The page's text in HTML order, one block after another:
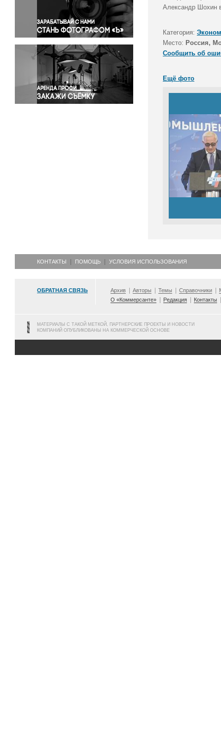
Правосудие
Происшествия и конфликты
Религия
Светская жизнь
Спорт
Экология
Экономика и бизнес
Александр Шохин
Категория:
Место: Россия,
Сообщить об
Ещё фото
КОНТАКТЫ ПОМОЩЬ УСЛОВИЯ ИСПОЛЬЗОВАНИЯ
ОБРАТНАЯ СВЯЗЬ Архив Авторы Темы Справочники
О «Коммерсанте»
Редакция Контакты
МАТЕРИАЛЫ С ТАКОЙ МЕТКОЙ, ПАРТНЕРСКИЕ ПРОЕКТЫ И НОВОСТИ
КОМПАНИЙ ОПУБЛИКОВАНЫ НА КОММЕРЧЕСКОЙ ОСНОВЕ